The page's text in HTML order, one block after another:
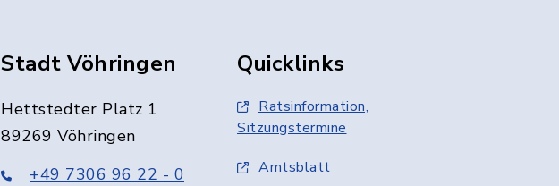
Stadt Vöhringen
Hettstedter Platz 1
89269 Vöhringen
+49 7306 96 22 - 0
Quicklinks
Ratsinformation,
Sitzungstermine
Amtsblatt